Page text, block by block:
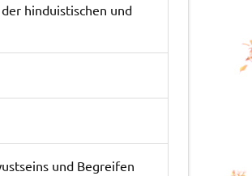
hinduistischen und
und Begreifen